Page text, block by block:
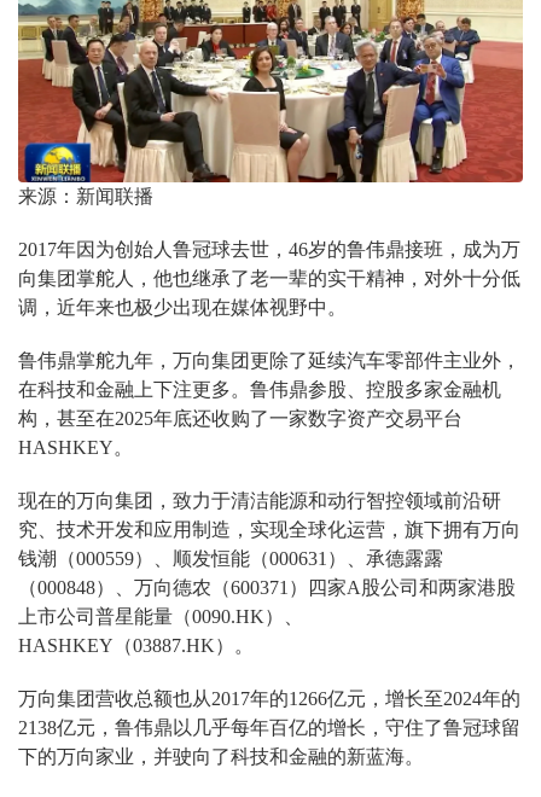
来源：新闻联播
2017年因为创始人鲁冠球去世，46岁的鲁伟鼎接班，成为万
向集团掌舵人，他也继承了老一辈的实干精神，对外十分低
调，近年来也极少出现在媒体视野中。
鲁伟鼎掌舵九年，万向集团更除了延续汽车零部件主业外，
在科技和金融上下注更多。鲁伟鼎参股、控股多家金融机
构，甚至在2025年底还收购了一家数字资产交易平台
HASHKEY。
现在的万向集团，致力于清洁能源和动行智控领域前沿研
究、技术开发和应用制造，实现全球化运营，旗下拥有万向
钱潮（000559）、顺发恒能（000631）、承德露露
（000848）、万向德农（600371）四家A股公司和两家港股
上市公司普星能量（0090.HK）、
HASHKEY（03887.HK）。
万向集团营收总额也从2017年的1266亿元，增长至2024年的
2138亿元，鲁伟鼎以几乎每年百亿的增长，守住了鲁冠球留
下的万向家业，并驶向了科技和金融的新蓝海。